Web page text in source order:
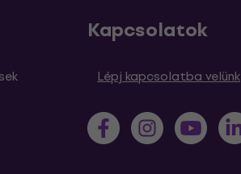
Kapcsolatok
Lépj kapcsolatba velünk